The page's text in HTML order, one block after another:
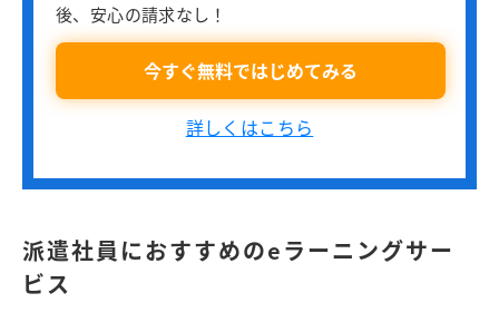
後、安心の請求なし！
今すぐ無料ではじめてみる
詳しくはこちら
派遣社員におすすめのeラーニングサー
ビス